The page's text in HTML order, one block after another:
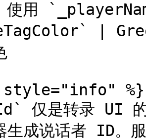
使用
|
色
%}
仅是转录 UI 的
生成说话者 ID。